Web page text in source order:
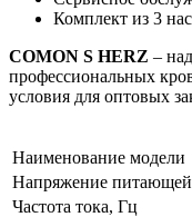
Комплект из 3
COMON S HERZ –
профессиональных
условия для оптовых
Наименование модели
Напряжение
Частота тока, Гц